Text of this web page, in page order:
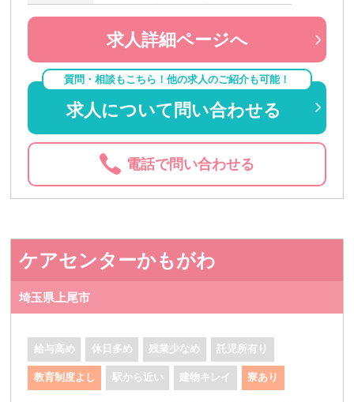
求人詳細ページへ
質問・相談もこちら！他の求人のご紹介も可能！
求人について問い合わせる
電話で問い合わせる
ケアセンターかもがわ
埼玉県上尾市
給与高め 休日多め 残業少なめ 託児所有り
教育制度よし 駅から近い 建物キレイ 寮あり